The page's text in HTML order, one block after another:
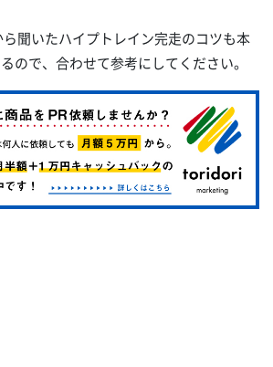
聞いたハイプトレイン完走のコツも本
ので、合わせて参考にしてください。